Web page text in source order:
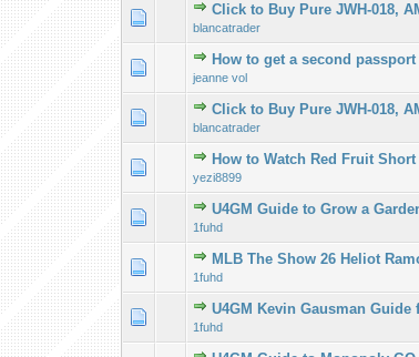
Click to Buy Pure JWH-018,
blancatrader
How to get a second
jeanne vol
Click to Buy Pure JWH-018,
blancatrader
How to Watch Red Fruit
yezi8899
U4GM Guide to Grow a
1fuhd
MLB The Show 26 Heliot
1fuhd
U4GM Kevin Gausman
1fuhd